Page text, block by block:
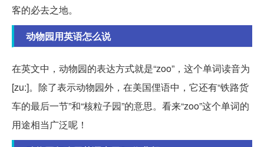
客的必去之地。
动物园用英语怎么说
在英文中，动物园的表达方式就是“zoo”，这个单词读音为
[zu:]。除了表示动物园外，在美国俚语中，它还有“铁路货
车的最后一节”和“核粒子园”的意思。看来“zoo”这个单词的
用途相当广泛呢！